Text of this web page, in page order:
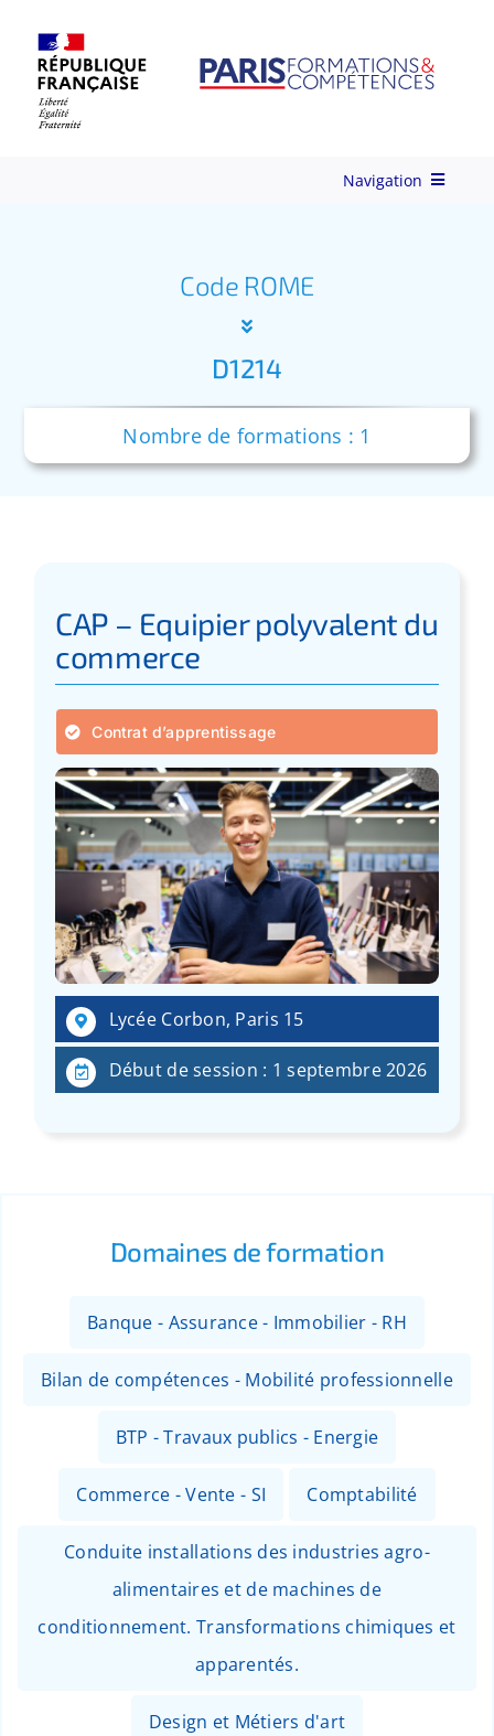
content
Navigation
Formations
Validation des acquis – VAE
Actualités
Contact
Recherche
pour
Code ROME
D1214
Nombre de formations : 1
CAP – Equipier polyvalent du
commerce
Contrat d’apprentissage
Lycée Corbon, Paris 15
Début de session : 1 septembre 2026
Domaines de formation
Banque - Assurance - Immobilier - RH
Bilan de compétences - Mobilité professionnelle
BTP - Travaux publics - Energie
Commerce - Vente - SI Comptabilité
Conduite installations des industries agro-
alimentaires et de machines de
conditionnement. Transformations chimiques et
apparentés.
Design et Métiers d'art